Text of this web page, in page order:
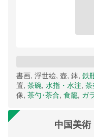
書画, 浮世絵, 壺, 鉢, 鉄
置, 茶碗, 水指・水注,
像, 茶勺･茶合, 食籠, ガ
中国美